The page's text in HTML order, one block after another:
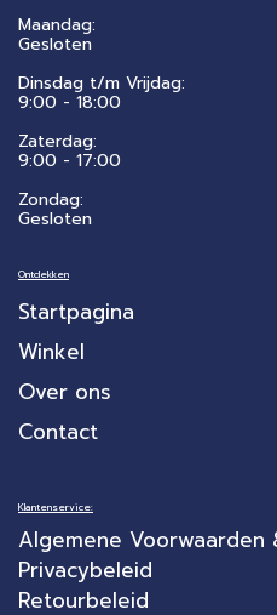
Maandag:
Gesloten
Dinsdag t/m Vrijdag:
9:00 - 18:00
Zaterdag:
​9:00 - 17:00
Zondag:
Gesloten
Ontdekken
Startpagina
Winkel
Over ons
Contact
Klantenservice:
Algemene Voorwaarden
Privacybeleid
Retourbeleid